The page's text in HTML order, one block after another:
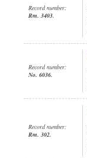
Record number:
Rm. 3403.
Record number:
No. 6036.
Record number:
Rm. 302.